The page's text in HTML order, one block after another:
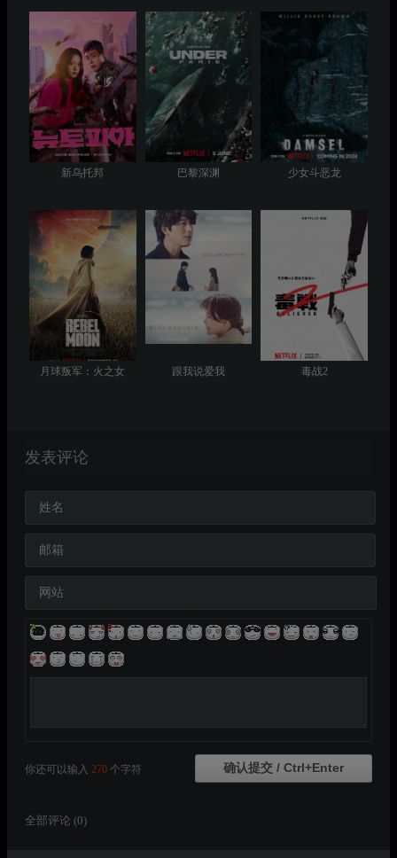
新乌托邦 巴黎深渊 少女斗恶龙
月球叛军：火之女 跟我说爱我 毒战2
发表评论
姓名
邮箱
网站
你还可以输入 270 个字符
全部评论 (0)